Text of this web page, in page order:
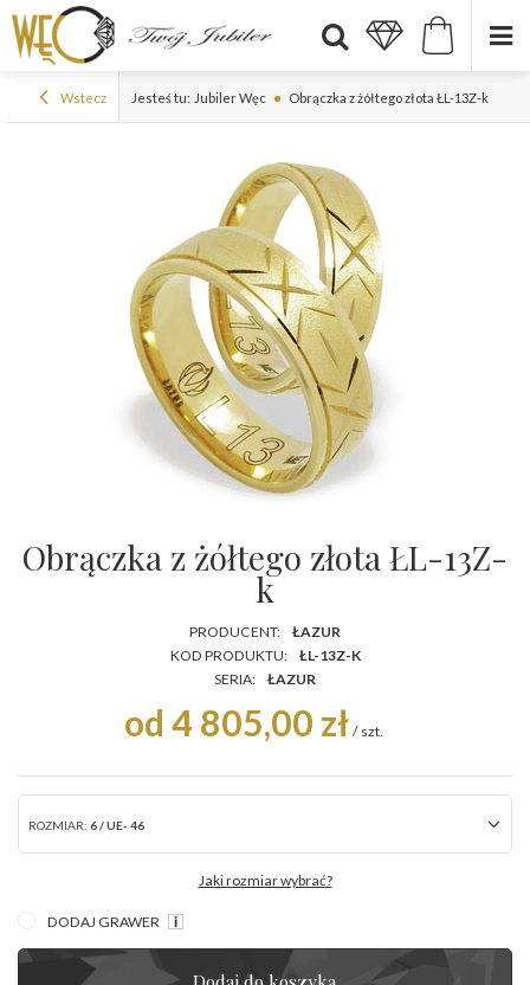
Wstecz Jesteś tu: Jubiler Węc Obrączka z żółtego złota ŁL-13Z-k
Obrączka z żółtego złota ŁL-13Z-
k
PRODUCENT:
ŁAZUR
KOD PRODUKTU:
ŁL-13Z-K
SERIA:
ŁAZUR
od 4 805,00 zł / szt.
ROZMIAR: 6 / UE- 46
Jaki rozmiar wybrać?
DODAJ GRAWER